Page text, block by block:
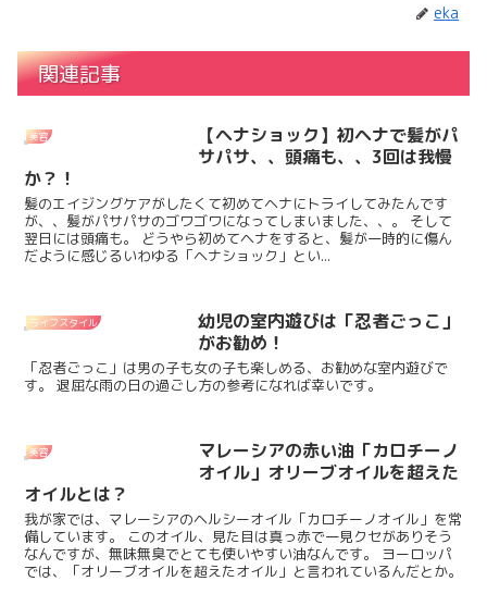
eka
関連記事
美容
【ヘナショック】初ヘナで髪がパ
サパサ、、頭痛も、、3回は我慢
か？！
髪のエイジングケアがしたくて初めてヘナにトライしてみたんです
が、、髪がパサパサのゴワゴワになってしまいました、、。 そして
翌日には頭痛も。 どうやら初めてヘナをすると、髪が一時的に傷ん
だように感じるいわゆる「ヘナショック」とい...
ライフスタイル
幼児の室内遊びは「忍者ごっこ」
がお勧め！
「忍者ごっこ」は男の子も女の子も楽しめる、お勧めな室内遊びで
す。 退屈な雨の日の過ごし方の参考になれば幸いです。
美容
マレーシアの赤い油「カロチーノ
オイル」オリーブオイルを超えた
オイルとは？
我が家では、マレーシアのヘルシーオイル「カロチーノオイル」を常
備しています。 このオイル、見た目は真っ赤で一見クセがありそう
なんですが、無味無臭でとても使いやすい油なんです。 ヨーロッパ
では、「オリーブオイルを超えたオイル」と言われているんだとか。